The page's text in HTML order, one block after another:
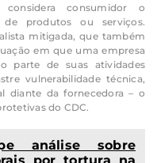
consumidor o
produtos ou serviços.
mitigada, que também
em que uma empresa
parte de suas atividades
vulnerabilidade técnica,
diante da fornecedora – o
do CDC.
análise sobre
por tortura na